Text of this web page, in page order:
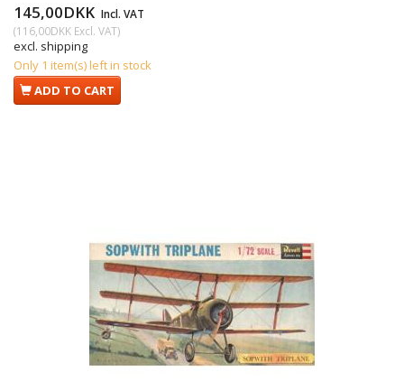
145,00DKK Incl. VAT
(116,00DKK Excl. VAT)
excl. shipping
Only 1 item(s) left in stock
ADD TO CART